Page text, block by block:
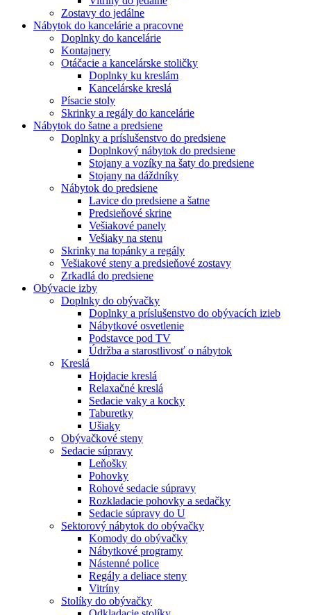
Zostavy do jedálne
Nábytok do kancelárie a pracovne
Doplnky do kancelárie
Kontajnery
Otáčacie a kancelárske stoličky
Doplnky ku kreslám
Kancelárske kreslá
Písacie stoly
Skrinky a regály do kancelárie
Nábytok do šatne a predsiene
Doplnky a príslušenstvo do predsiene
Doplnkový nábytok do predsiene
Stojany a vozíky na šaty do predsiene
Stojany na dáždníky
Nábytok do predsiene
Lavice do predsiene a šatne
Predsieňové skrine
Vešiakové panely
Vešiaky na stenu
Skrinky na topánky a regály
Vešiakové steny a predsieňové zostavy
Zrkadlá do predsiene
Obývacie izby
Doplnky do obývačky
Doplnky a príslušenstvo do obývacích izieb
Nábytkové osvetlenie
Podstavce pod TV
Údržba a starostlivosť o nábytok
Kreslá
Hojdacie kreslá
Relaxačné kreslá
Sedacie vaky a kocky
Taburetky
Ušiaky
Obývačkové steny
Sedacie súpravy
Leňošky
Pohovky
Rohové sedacie súpravy
Rozkladacie pohovky a sedačky
Sedacie súpravy do U
Sektorový nábytok do obývačky
Komody do obývačky
Nábytkové programy
Nástenné police
Regály a deliace steny
Vitríny
Stolíky do obývačky